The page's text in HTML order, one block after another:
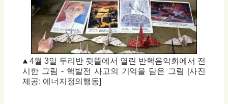
4월 3일 두리반 뒷뜰에서 열린 반핵음악회에서 전
시한 그림 - 핵발전 사고의 기억을 담은 그림 [사진
제공: 에너지정의행동]